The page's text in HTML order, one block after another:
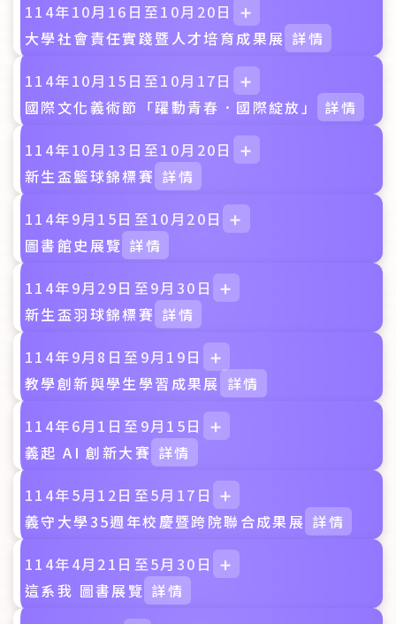
114年10月16日至10月20日 ➕
大學社會責任實踐暨人才培育成果展 詳情
114年10月15日至10月17日 ➕
國際文化義術節「躍動青春．國際綻放」
詳情
114年10月13日至10月20日 ➕
新生盃籃球錦標賽 詳情
114年9月15日至10月20日 ➕
圖書館史展覽 詳情
114年9月29日至9月30日 ➕
新生盃羽球錦標賽 詳情
114年9月8日至9月19日 ➕
教學創新與學生學習成果展 詳情
114年6月1日至9月15日 ➕
義起 AI 創新大賽 詳情
114年5月12日至5月17日 ➕
義守大學35週年校慶暨跨院聯合成果展 詳情
114年4月21日至5月30日 ➕
這系我 圖書展覽 詳情